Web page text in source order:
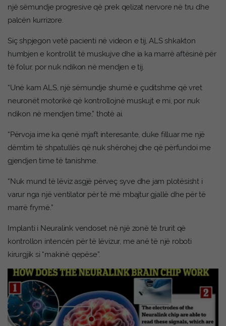
një sëmundje progresive që prek qelizat nervore në tru dhe
palcën kurrizore.
Siç shpjegon vetë pacienti në videon e tij, ALS shkakton
humbjen e kontrollit të muskujve dhe ia ka marrë aftësinë për
të folur, por nuk ndikon në mendjen e tij.
“Unë kam ALS, një sëmundje shumë e çuditshme që vret
neuronët motorikë që kontrollojnë muskujt e mi, por nuk
ndikon në mendjen time,” thotë ai.
“Përvoja ime ka qenë mjaft interesante, duke filluar me një
dëmtim të shpatullës që nuk shërohej dhe që përfundoi me
gjendjen time të tanishme.
“Nuk mund të lëviz asgjë përveç syve dhe jam plotësisht i
varur nga një ventilator për të më mbajtur gjallë dhe për të
marrë frymë.”
Implanti i Neuralink vendoset në një zonë të trurit që
kontrollon intencën për të lëvizur, me anë të një roboti
kirurgjik si “makinë qepëse”.